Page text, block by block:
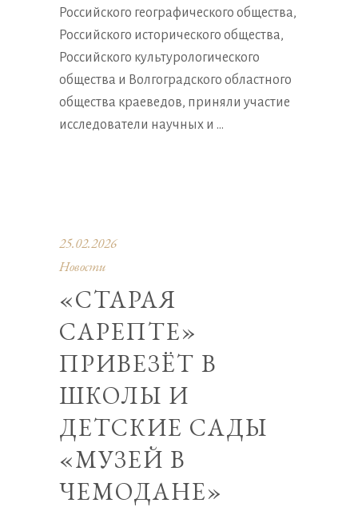
Российского географического общества,
Российского исторического общества,
Российского культурологического
общества и Волгоградского областного
общества краеведов, приняли участие
исследователи научных и
25.02.2026
Новости
«СТАРАЯ
САРЕПТЕ»
ПРИВЕЗЁТ В
ШКОЛЫ И
ДЕТСКИЕ САДЫ
«МУЗЕЙ В
ЧЕМОДАНЕ»